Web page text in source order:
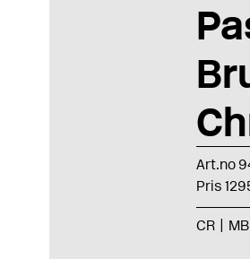
Art.no
Pris
CR MB